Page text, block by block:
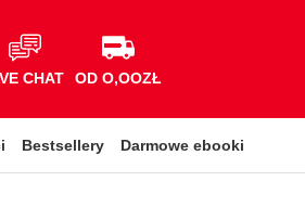
CHAT OD O,OOZŁ
Bestsellery Darmowe ebooki